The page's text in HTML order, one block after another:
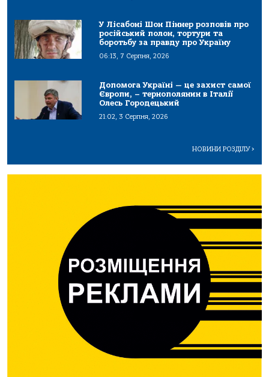
У Лісабоні Шон Піннер розповів про
російський полон, тортури та
боротьбу за правду про Україну
06:13, 7 Серпня, 2026
Допомога Україні — це захист самої
Європи, – тернополянин в Італії
Олесь Городецький
21:02, 3 Серпня, 2026
НОВИНИ РОЗДІЛУ>